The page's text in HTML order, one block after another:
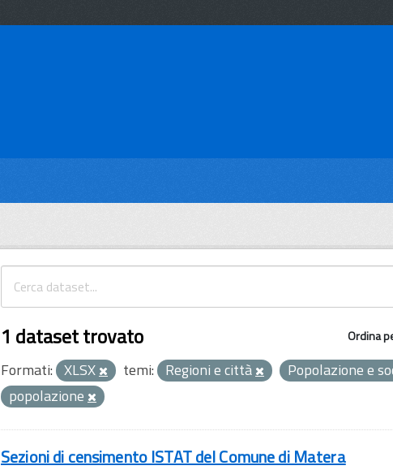
Ordina
1 dataset trovato
Formati: XLSX temi: Regioni e città Popolazione e
popolazione
Sezioni di censimento ISTAT del Comune di Matera